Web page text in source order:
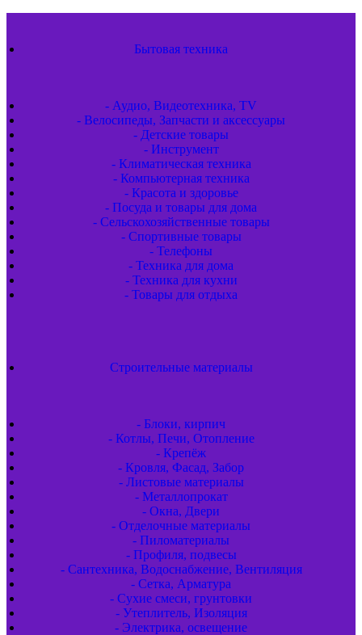
Бытовая техника
- Аудио, Видеотехника, TV
- Велосипеды, Запчасти и аксессуары
- Детские товары
- Инструмент
- Климатическая техника
- Компьютерная техника
- Красота и здоровье
- Посуда и товары для дома
- Сельскохозяйственные товары
- Спортивные товары
- Телефоны
- Техника для дома
- Техника для кухни
- Товары для отдыха
Строительные материалы
- Блоки, кирпич
- Котлы, Печи, Отопление
- Крепёж
- Кровля, Фасад, Забор
- Листовые материалы
- Металлопрокат
- Окна, Двери
- Отделочные материалы
- Пиломатериалы
- Профиля, подвесы
- Сантехника, Водоснабжение, Вентиляция
- Сетка, Арматура
- Сухие смеси, грунтовки
- Утеплитель, Изоляция
- Электрика, освещение